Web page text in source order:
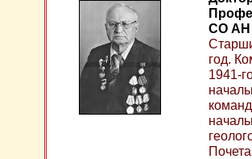
СО АН
год.
1941-